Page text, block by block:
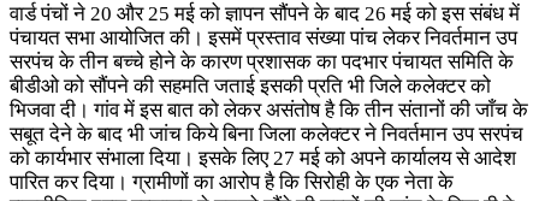
वार्ड पंचों ने 20 और 25 मई को ज्ञापन सौंपने के बाद 26 मई को इस संबंध में
पंचायत सभा आयोजित की। इसमें प्रस्ताव संख्या पांच लेकर निवर्तमान उप
सरपंच के तीन बच्चे होने के कारण प्रशासक का पदभार पंचायत समिति के
बीडीओ को सौंपने की सहमति जताई इसकी प्रति भी जिले कलेक्टर को
भिजवा दी। गांव में इस बात को लेकर असंतोष है कि तीन संतानों की जाँच के
सबूत देने के बाद भी जांच किये बिना जिला कलेक्टर ने निवर्तमान उप सरपंच
को कार्यभार संभाला दिया। इसके लिए 27 मई को अपने कार्यालय से आदेश
पारित कर दिया। ग्रामीणों का आरोप है कि सिरोही के एक नेता के